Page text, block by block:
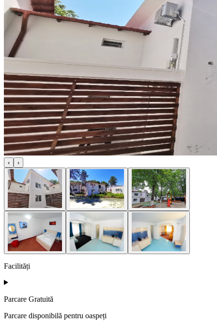
‹ ›
Facilități
Parcare Gratuită
Parcare disponibilă pentru oaspeți